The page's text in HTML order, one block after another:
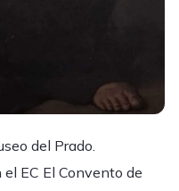
del Prado.
EC El Convento de